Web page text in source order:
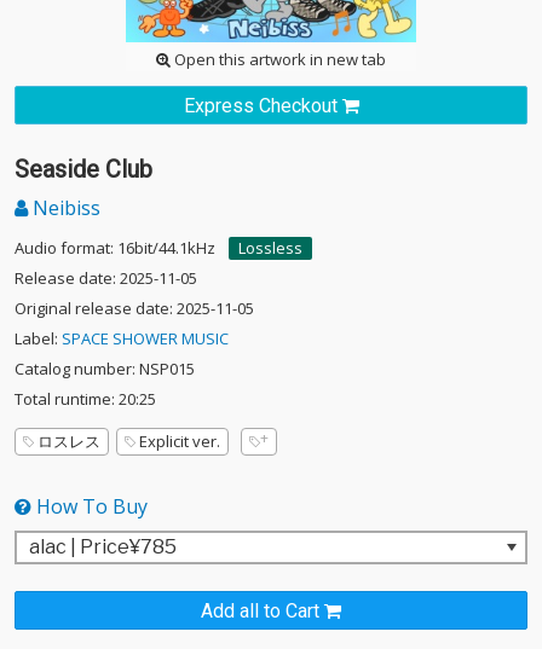
Open this artwork in new tab
Express Checkout
Seaside Club
Neibiss
Audio format: 16bit/44.1kHz
Lossless
Release date: 2025-11-05
Original release date: 2025-11-05
Label: SPACE SHOWER MUSIC
Catalog number: NSP015
Total runtime: 20:25
ロスレス
Explicit ver.
How To Buy
Add all to Cart